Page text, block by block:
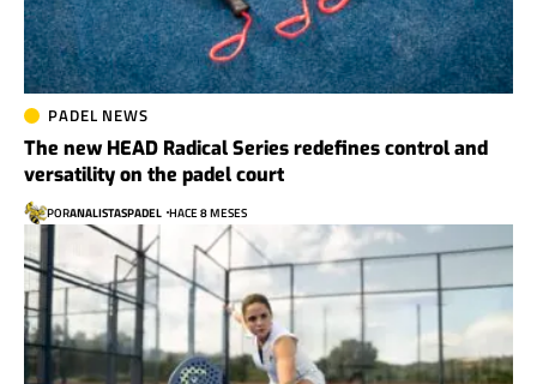
PADEL NEWS
The new HEAD Radical Series redefines control and
versatility on the padel court
PORANALISTASPADEL HACE 8 MESES